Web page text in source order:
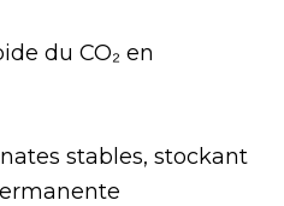
du CO₂ en
stables, stockant